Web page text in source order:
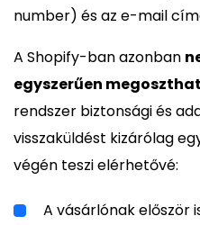
number) és az e-mail
A Shopify-ban azonban
egyszerűen
rendszer biztonsági és
visszaküldést kizárólag
végén teszi elérhetővé:
A vásárlónak először